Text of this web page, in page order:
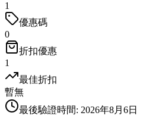
1
優惠碼
0
折扣優惠
1
最佳折扣
暫無
最後驗證時間: 2026年8月6日